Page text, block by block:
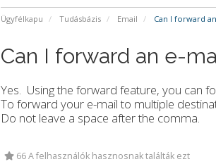
Ügyfélkapu Tudásbázis Email Can I forward
Can I forward an e-
Yes. Using the forward feature, you can
To forward your e-mail to multiple
Do not leave a space after the comma.
66 A felhasználók hasznosnak találták ezt